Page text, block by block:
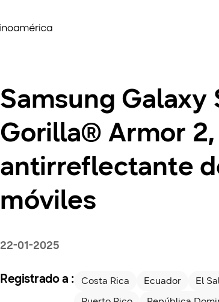
Samsung
Gorilla® Armor
antirreflectante
móviles
22-01-2025
Registrado a : Costa Rica Ecuador El